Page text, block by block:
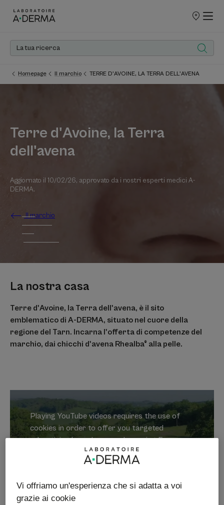
PUNTI
Homepage Il marchio TERRE D'AVOINE, LA TERRA DELL'AVENA
Terre d'Avoine, la Terra
dell'avena
Aggiornato il 10/02/26, approvato da i nostri esperti medici A-
DERMA.
Il marchio
La nostra casa
Terre d'Avoine, la Terra dell'avena, è il sito
emblematico di A-DERMA, situato nel cuore della
regione del Tarn. Incarna l'offerta di competenze del
marchio, dai chicchi d'avena Rhealba® alla pelle.
Playing YouTube videos requires the use of
cookies in order to offer you targeted
advertising based on your browsing For more
information, please visit YouTube's « cookie »
therefore you cannot view the video.
You can change your choices by clicking on «
Vi offriamo un'esperienza che si adatta a voi
grazie ai cookie